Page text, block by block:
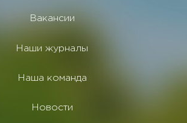
Вакансии
Наши журналы
Наша команда
Новости